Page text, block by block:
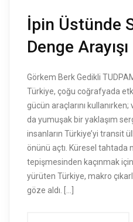
İpin Üstünde
Denge Arayışı
Görkem Berk Gedikli
Türkiye, çoğu coğrafyada
gücün araçlarını
da yumuşak bir yaklaşım
insanların Türkiye’yi transit
önünü açtı. Küresel tahtada
tepişmesinden kaçınmak
yürüten Türkiye, makro
göze aldı. […]